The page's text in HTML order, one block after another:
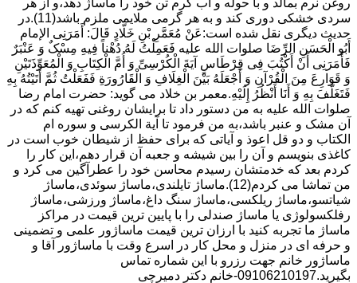
روغن نرم بمالد و با حوله و آب گرم تن خود را ماساژ دهد،و از هر
سردی خشکی دوری کند و به هر گرمی ملایمی ملزم باشد(11).در
حدیث دیگری نقل شده است:عَنْ مُعَمَّرِ بْنِ خَلَّادٍ قَالَ: أَمَرَنِی الإمام
أَبُو الْحَسَنِ الرِّضَا صلوات الله علیه فَعَمِلْتُ لَهُ دُهْناً فِیهِ مِسْکٌ وَ عَنْبَرٌ
فَأَمَرَنِی أَنْ أَکْتُبَ فِی قِرْطَاسٍ آیَةَ الْکُرْسِیِّ وَ أُمَّ الْکِتَابِ وَ الْمُعَوِّذَتَیْنِ
وَ قَوَارِعَ مِنَ الْقُرْآنِ وَ أَجْعَلَهُ بَیْنَ الْغِلَافِ وَ الْقَارُورَةِ فَفَعَلْتُ ثُمَّ أَتَیْتُهُ بِهِ
فَتَغَلَّفَ بِهِ وَ أَنَا أَنْظُرُ إِلَیْهِ.معمر بن خلاد می گوید: حضرت امام رضا
صلوات الله علیه به من دستور داد تا برایشان روغنى تهیه کنم که در
آن مشک و عنبر باشد،به من فرمود تا آیة الکرسى و سوره ام
الکتاب و دو قل اعوذ و آیاتى که براى حفظ از شیطان خوب است در
کاغذى بنویسم و آن را بین شیشه و جعبه آن قرار دهم،این کار را
کردم بعد که خدمتشان رسیدم محاسن خود را عطرآگین می کرد و
من تماشا می کردم(12).ماساژ تایلندی،ماساژ سوئدی،ماساژ
شیاتسو،ماساژ ریلکسی،ماساژ سنگ داغ،ماساژ ورزشی،ماساژ
رفلکسولوژی یا ماساژ صندلی را با پایین ترین قیمت در مراکز
ماساژ ما تجربه کنید با ارزان ترین قیمت ماساژور علمی و تضمینی
و حرفه ای در منزل و محل کار در اسرع وقت با ماساژور آقا و
ماساژور خانم جهت رزرو با این شماره تماس
بگیرید.09106210197-خانم دکتر دمیرچی